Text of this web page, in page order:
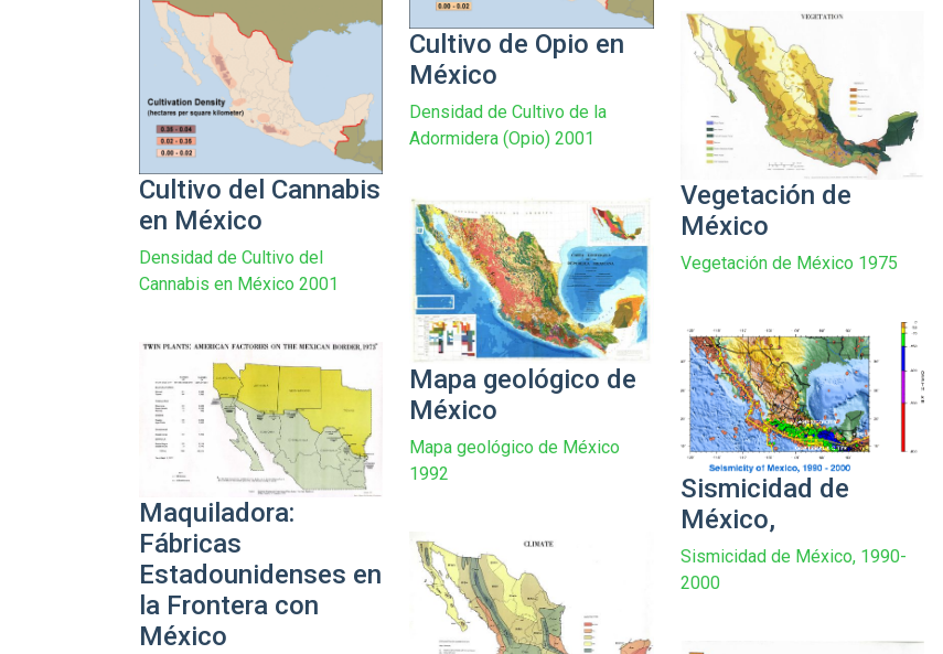
Cultivo de Opio en
México
Densidad de Cultivo de la
Adormidera (Opio) 2001
Cultivo del Cannabis
en México
Densidad de Cultivo del
Cannabis en México 2001
Vegetación de
México
Vegetación de México 1975
Mapa geológico de
México
Mapa geológico de México
1992
Sismicidad de
México,
Sismicidad de México, 1990-
2000
Maquiladora:
Fábricas
Estadounidenses en
la Frontera con
México